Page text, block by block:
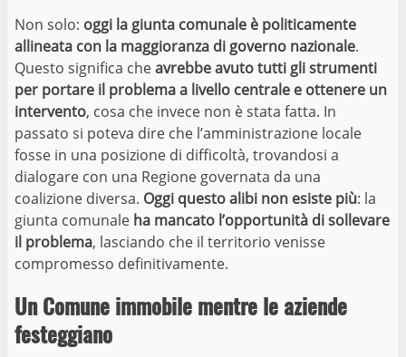
Non solo: oggi la giunta comunale è politicamente
allineata con la maggioranza di governo nazionale.
Questo significa cheavrebbe avuto tutti gli strumenti
per portare il problema a livello centrale e ottenere un
intervento, cosa che invece non è stata fatta. In
passato si poteva dire che l’amministrazione locale
fosse in una posizione di difficoltà, trovandosi a
dialogare con una Regione governata da una
coalizione diversa. Oggi questo alibi non esiste più: la
giunta comunale ha mancato l’opportunità di sollevare
il problema, lasciando che il territorio venisse
compromesso definitivamente.
Un Comune immobile mentre le aziende
festeggiano